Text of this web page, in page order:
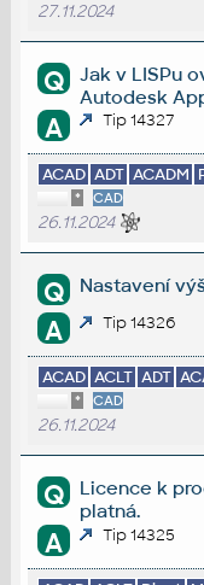
27.11.2024
Q
Jak v LISPu
Autodesk
A Tip 14327
ACAD ADT ACADM
* CAD
26.11.2024
Q Nastavení
A Tip 14326
ACAD ACLT ADT
* CAD
26.11.2024
Q
Licence k
platná.
A Tip 14325